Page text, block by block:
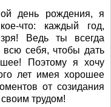
день рождения, я
что: каждый год,
Ведь ты всегда
всю себя, чтобы дать
Поэтому я хочу
лет имея хорошее
от созидания
трудом!